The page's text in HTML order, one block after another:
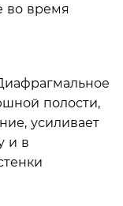
во время
полости,
усиливает
и в